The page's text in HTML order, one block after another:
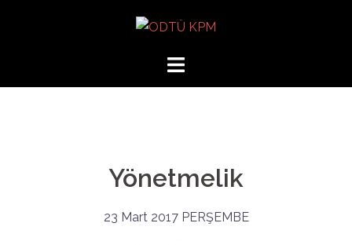
Yönetmelik
23 Mart 2017 PERŞEMBE